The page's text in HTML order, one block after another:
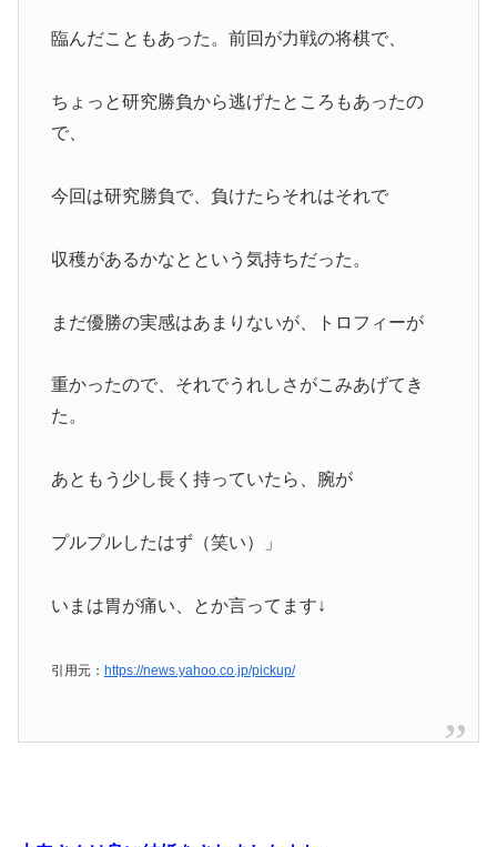
臨んだこともあった。前回が力戦の将棋で、
ちょっと研究勝負から逃げたところもあったの
で、
今回は研究勝負で、負けたらそれはそれで
収穫があるかなとという気持ちだった。
まだ優勝の実感はあまりないが、トロフィーが
重かったので、それでうれしさがこみあげてき
た。
あともう少し長く持っていたら、腕が
プルプルしたはず（笑い）」
いまは胃が痛い、とか言ってます↓
引用元： https://news.yahoo.co.jp/pickup/